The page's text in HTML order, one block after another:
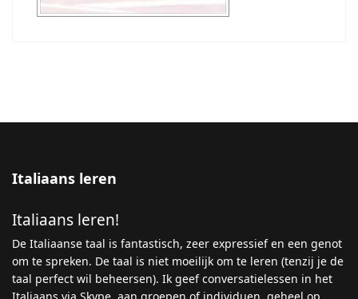
Italiaans leren
Italiaans leren!
De Italiaanse taal is fantastisch, zeer expressief en een genot
om te spreken. De taal is niet moeilijk om te leren (tenzij je de
taal perfect wil beheersen). Ik geef conversatielessen in het